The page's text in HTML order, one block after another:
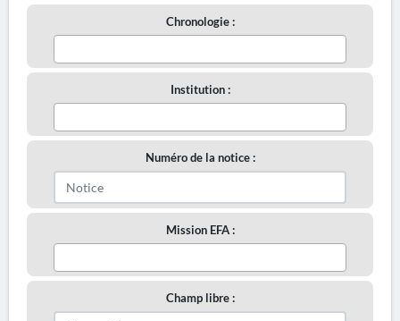
Chronologie :
Institution :
Numéro de la notice :
Mission EFA :
Champ libre :